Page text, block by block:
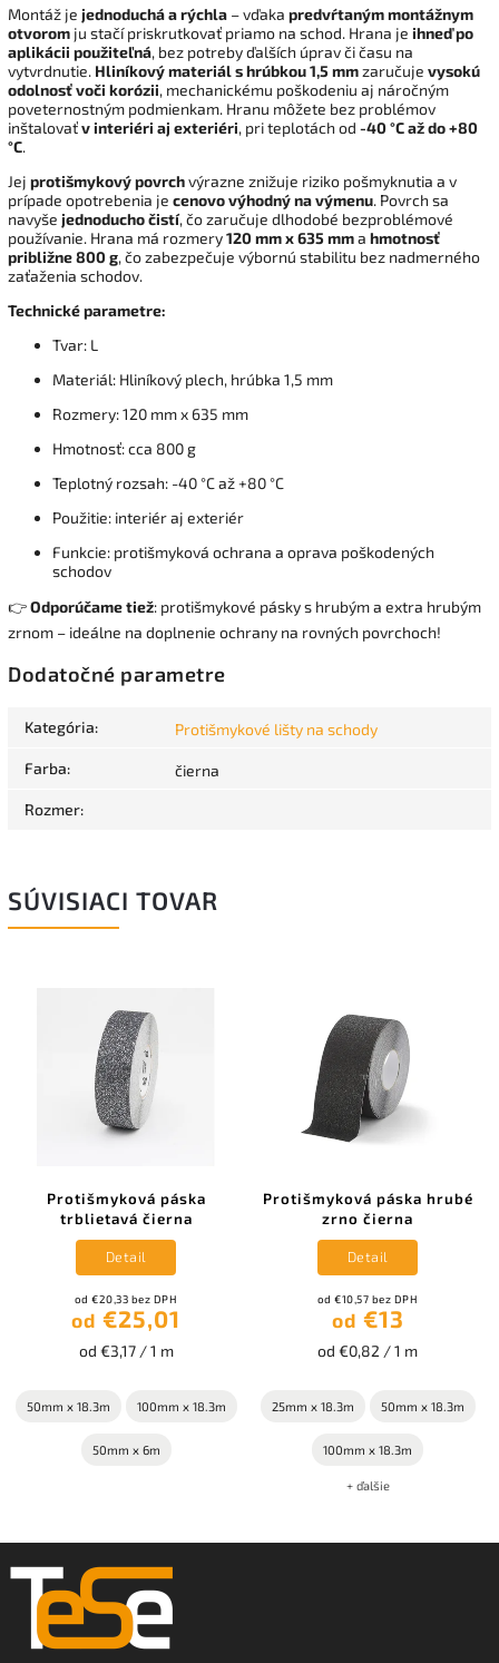
Montáž je jednoduchá a rýchla – vďaka predvŕtaným montážnym
otvorom ju stačí priskrutkovať priamo na schod. Hrana je ihneď po
aplikácii použiteľná, bez potreby ďalších úprav či času na
vytvrdnutie. Hliníkový materiál s hrúbkou 1,5 mmzaručuje vysokú
odolnosť voči korózii, mechanickému poškodeniu aj náročným
poveternostným podmienkam. Hranu môžete bez problémov
inštalovaťv interiéri aj exteriéri, pri teplotách od -40 °C až do +80
°C.
Jej protišmykový povrchvýrazne znižuje riziko pošmyknutia a v
prípade opotrebenia je cenovo výhodný na výmenu. Povrch sa
navyše jednoducho čistí, čo zaručuje dlhodobé bezproblémové
používanie. Hrana má rozmery120 mm x 635 mma hmotnosť
približne 800 g, čo zabezpečuje výbornú stabilitu bez nadmerného
zaťaženia schodov.
Technické parametre:
Tvar: L
Materiál: Hliníkový plech, hrúbka 1,5 mm
Rozmery: 120 mm x 635 mm
Hmotnosť: cca 800 g
Teplotný rozsah: -40 °C až +80 °C
Použitie: interiér aj exteriér
Funkcie: protišmyková ochrana a oprava poškodených
schodov
👉Odporúčame tiež: protišmykové pásky s hrubým a extra hrubým
zrnom – ideálne na doplnenie ochrany na rovných povrchoch!
Dodatočné parametre
Kategória: Protišmykové lišty na schody
Farba: čierna
Rozmer:
SÚVISIACI TOVAR
Protišmyková páska
trblietavá čierna
od €20,33 bez DPH
od €25,01
od €3,17 / 1 m
Detail
50mm x 18.3m 100mm x 18.3m
50mm x 6m
Protišmyková páska hrubé
zrno čierna
od €10,57 bez DPH
od €13
od €0,82 / 1 m
Detail
25mm x 18.3m 50mm x 18.3m
100mm x 18.3m
+ ďalšie